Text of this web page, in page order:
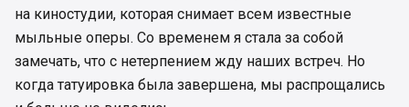
на киностудии, которая снимает всем известные
мыльные оперы. Со временем я стала за собой
замечать, что с нетерпением жду наших встреч. Но
когда татуировка была завершена, мы распрощались